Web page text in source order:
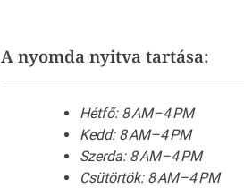
A nyomda nyitva tartása:
Hétfő: 8 AM–4 PM
Kedd: 8 AM–4 PM
Szerda: 8 AM–4 PM
Csütörtök: 8 AM–4 PM